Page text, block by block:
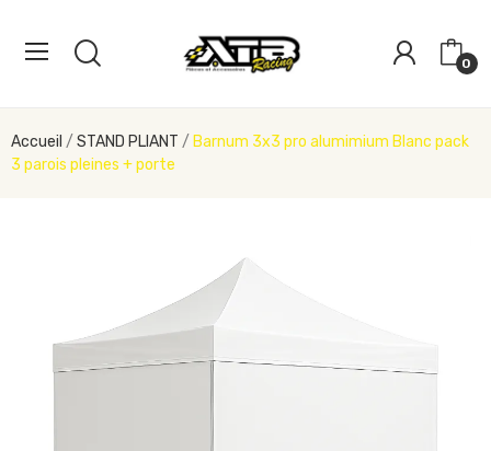
0
Accueil STAND PLIANT
Barnum 3x3 pro alumimium Blanc pack
3 parois pleines + porte